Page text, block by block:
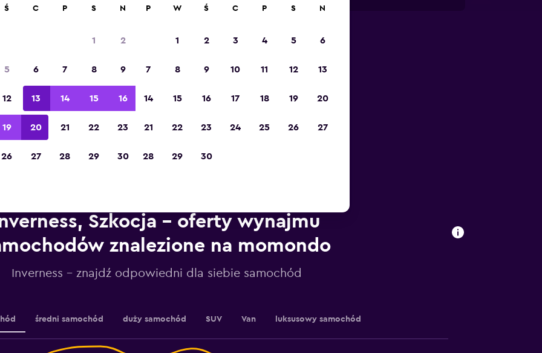
turystyczna w Europie” w 2023 roku
Szkocja – oferty wynajmu
znalezione na momondo
Inverness – znajdź odpowiedni dla siebie samochód
średni samochód duży samochód SUV Van luksusowy samochód
Ś C P S N
1 2
5 6 7 8 9
12 13 14 15 16
19 20 21 22 23
26 27 28 29 30
P W Ś C P S N
1 2 3 4 5 6
7 8 9 10 11 12 13
14 15 16 17 18 19 20
21 22 23 24 25 26 27
28 29 30